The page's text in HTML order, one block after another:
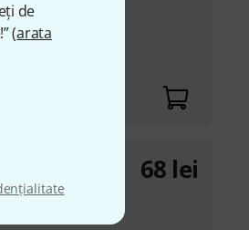
de
(arata
68 lei